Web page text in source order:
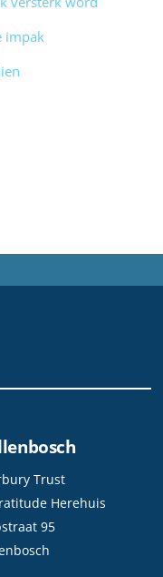
impak
Trust
Herehuis
95